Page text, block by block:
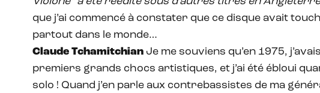
que j’ai commencé à constater que ce disque avait
partout dans le monde…
Claude Tchamitchian Je me souviens qu’en 1975,
premiers grands chocs artistiques, et j’ai été ébloui
solo ! Quand j’en parle aux contrebassistes de ma